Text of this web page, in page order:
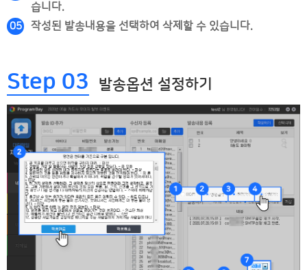
습니다.
05 작성된 발송내용을 선택하여 삭제할 수 있습니다.
Step 03 발송옵션 설정하기